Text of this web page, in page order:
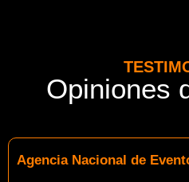
Opiniones
Agencia Nacional de